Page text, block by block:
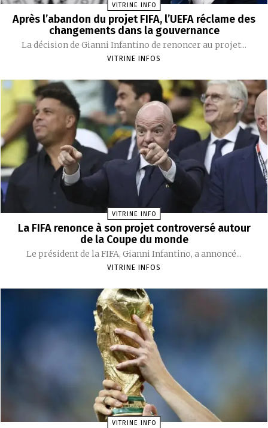
VITRINE INFO
Après l’abandon du projet FIFA, l’UEFA réclame des
changements dans la gouvernance
La décision de Gianni Infantino de renoncer au projet...
VITRINE INFOS
VITRINE INFO
La FIFA renonce à son projet controversé autour
de la Coupe du monde
Le président de la FIFA, Gianni Infantino, a annoncé...
VITRINE INFOS
VITRINE INFO